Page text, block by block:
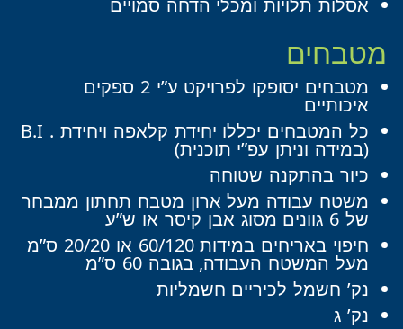
אסלות תלויות ומכלי הדחה סמויים
מטבחים
מטבחים יסופקו לפרויקט ע”י 2 ספקים
איכותיים
כל המטבחים יכללו יחידת קלאפה ויחידת . B.I
(במידה וניתן עפ”י תוכנית)
כיור בהתקנה שטוחה
משטח עבודה מעל ארון מטבח תחתון ממבחר
של 6 גוונים מסוג אבן קיסר או ש”ע
חיפוי באריחים במידות 60/120 או 20/20 ס”מ
מעל המשטח העבודה, בגובה 60 ס”מ
נק’ חשמל לכיריים חשמליות
נק’ ג